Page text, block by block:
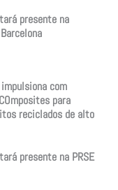
presente na
impulsiona com
para
reciclados de alto
presente na PRSE